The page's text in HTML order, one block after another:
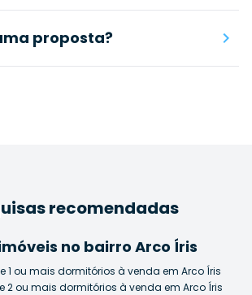
proposta?
recomendadas
no bairro Arco Íris
1 ou mais dormitórios à venda em Arco Íris
2 ou mais dormitórios à venda em Arco Íris